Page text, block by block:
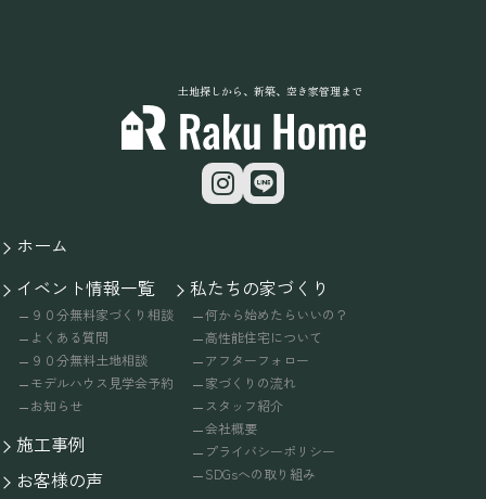
土地探しから、新築、空き家管理まで
ホーム
イベント情報一覧
９０分無料家づくり相談
よくある質問
９０分無料土地相談
モデルハウス見学会予約
お知らせ
施工事例
お客様の声
私たちの家づくり
何から始めたらいいの？
高性能住宅について
アフターフォロー
家づくりの流れ
スタッフ紹介
会社概要
プライバシーポリシー
SDGsへの取り組み